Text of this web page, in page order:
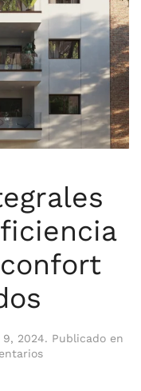
2024. Publicado en
en